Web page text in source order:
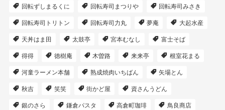
回転ずしまるくに 回転寿司まつりや 回転寿司みさき
回転寿司トリトン 回転寿司力丸 夢庵 大起水産
天丼はま田 太鼓亭 宮本むなし 富士そば
得得 徳樹庵 木曽路 来来亭 根室花まる
河童ラーメン本舗 熟成焼肉いちばん 矢場とん
秋吉 笑笑 街かど屋 資さんうどん
銀のさら 鎌倉パスタ 高倉町珈琲 鳥良商店